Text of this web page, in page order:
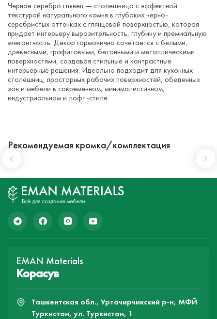
Черное серебро глянец — столешница с эффектной
текстурой натурального камня в глубоких черно-
серебристых оттенках с глянцевой поверхностью, которая
придает интерьеру выразительность, глубину и премиальную
элегантность. Декор гармонично сочетается с белыми,
древесными, графитовыми, бетонными и металлическими
поверхностями, создавая стильные и контрастные
интерьерные решения. Идеально подходит для кухонных
столешниц, просторных рабочих поверхностей, обеденных
зон и мебели в современном, минималистичном,
индустриальном и лофт-стиле.
Рекомендуемая кромка/комплектация
EMAN Materials
Корасув
Ташкентская обл., Уртачирчикский р-н, МФЙ
Туркистон, ул. Туркистон, 1